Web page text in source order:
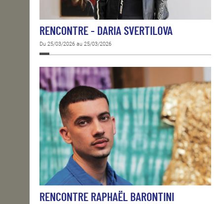
RENCONTRE - DARIA SVERTILOVA
Du 25/03/2026 au 25/03/2026
RENCONTRE RAPHAËL BARONTINI